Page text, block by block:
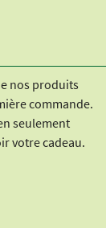
nos produits
commande.
seulement
votre cadeau.